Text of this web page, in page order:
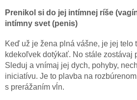
Prenikol si do jej intímnej ríše
intímny svet (penis)
Keď už je žena plná vášne, je jej telo
kdekoľvek dotýkať. No stále zostávaj
Sleduj a vnímaj jej dych, pohyby,
iniciatívu. Je to plavba na
s prerážaním vĺn.